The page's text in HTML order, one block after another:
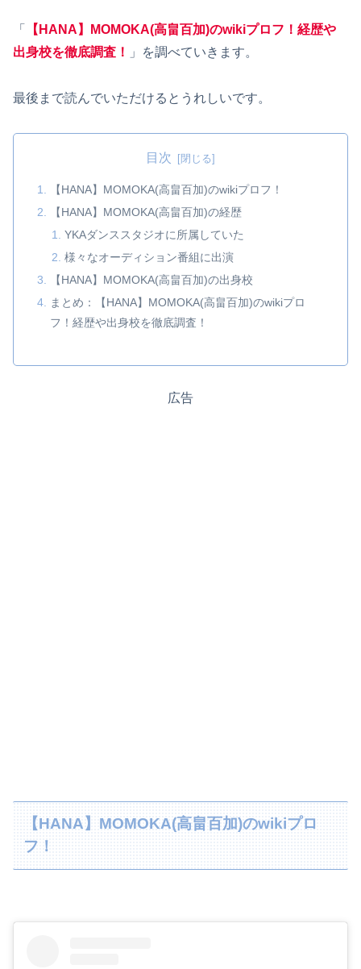
「
【HANA】MOMOKA(高畠百加)のwikiプロフ！経歴や
出身校を徹底調査！
」を調べていきます。
最後まで読んでいただけるとうれしいです。
目次
【HANA】MOMOKA(高畠百加)のwikiプロフ！
【HANA】MOMOKA(高畠百加)の経歴
YKAダンススタジオに所属していた
様々なオーディション番組に出演
【HANA】MOMOKA(高畠百加)の出身校
まとめ：【HANA】MOMOKA(高畠百加)のwikiプロ
フ！経歴や出身校を徹底調査！
広告
【HANA】MOMOKA(高畠百加)のwikiプロ
フ！